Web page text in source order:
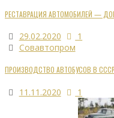
РЕСТАВРАЦИЯ АВТОМОБИЛЕЙ —
29.02.2020
1
Совавтопром
ПРОИЗВОДСТВО АВТОБУСОВ В СССР
11.11.2020 1